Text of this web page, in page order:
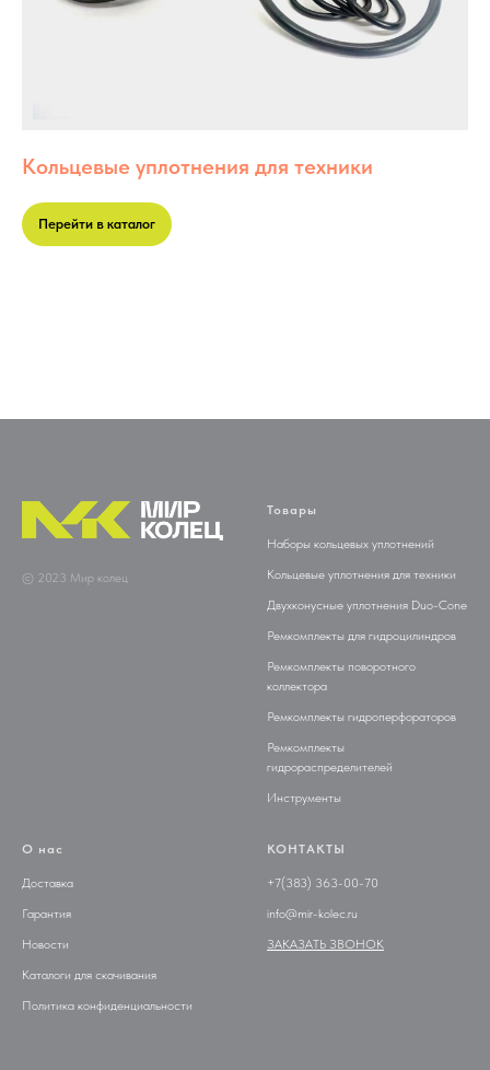
Кольцевые уплотнения для техники
Перейти в каталог
© 2023 Мир колец
Товары
Наборы кольцевых уплотнений
Кольцевые уплотнения для техники
Двухконусные уплотнения Duo-Cone
Ремкомплекты для гидроцилиндров
Ремкомплекты поворотного
коллектора
Ремкомплекты гидроперфораторов
Ремкомплекты
гидрораспределителей
Инструменты
О нас
Доставка
Гарантия
Новости
Каталоги для скачивания
Политика конфиденциальности
КОНТАКТЫ
+7(383) 363-00-70
info@mir-kolec.ru
ЗАКАЗАТЬ ЗВОНОК